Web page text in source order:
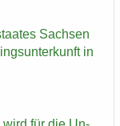
Sach­sen
in